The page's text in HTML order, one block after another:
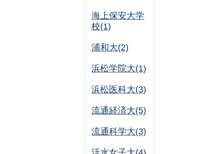
海上保安大学
校(1)
浦和大(2)
浜松学院大(1)
浜松医科大(3)
流通経済大(5)
流通科学大(3)